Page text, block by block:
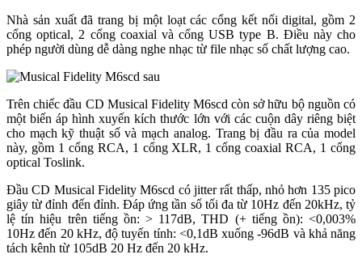
Nhà sản xuất đã trang bị một loạt các cổng kết nối digital, gồm 2
cổng optical, 2 cổng coaxial và cổng USB type B. Điều này cho
phép người dùng dễ dàng nghe nhạc từ file nhạc số chất lượng cao.
Trên chiếc đầu CD Musical Fidelity M6scd còn sở hữu bộ nguồn có
một biến áp hình xuyến kích thước lớn với các cuộn dây riêng biệt
cho mạch kỹ thuật số và mạch analog. Trang bị đầu ra của model
này, gồm 1 cổng RCA, 1 cổng XLR, 1 cổng coaxial RCA, 1 cổng
optical Toslink.
Đầu CD Musical Fidelity M6scd có jitter rất thấp, nhỏ hơn 135 pico
giây từ đỉnh đến đỉnh. Đáp ứng tần số tối đa từ 10Hz đến 20kHz, tỷ
lệ tín hiệu trên tiếng ồn: > 117dB, THD (+ tiếng ồn): <0,003%
10Hz đến 20 kHz, độ tuyến tính: <0,1dB xuống -96dB và khả năng
tách kênh từ 105dB 20 Hz đến 20 kHz.